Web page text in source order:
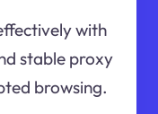
with
stable proxy
browsing.